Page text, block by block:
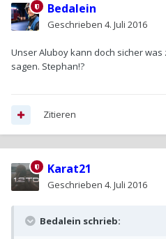
Bedalein
Geschrieben 4. Juli 2016
Unser Aluboy kann doch sicher was
sagen. Stephan!?
Zitieren
Karat21
Geschrieben 4. Juli 2016
Bedalein schrieb: